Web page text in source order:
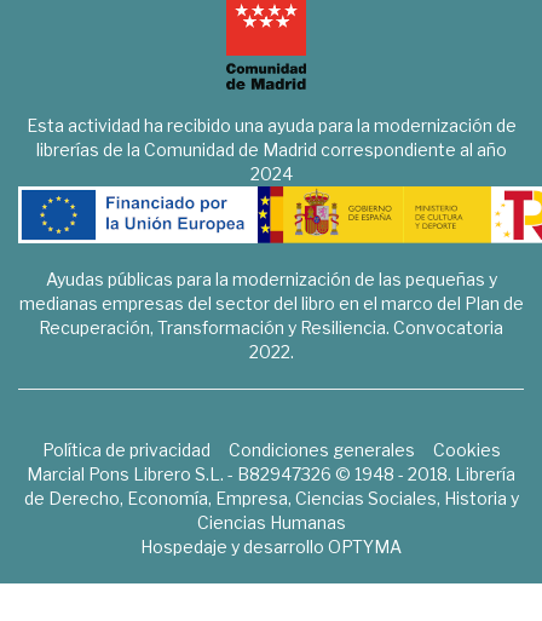
Esta actividad ha recibido una ayuda para la modernización de
librerías de la Comunidad de Madrid correspondiente al año
2024
Ayudas públicas para la modernización de las pequeñas y
medianas empresas del sector del libro en el marco del Plan de
Recuperación, Transformación y Resiliencia. Convocatoria
2022.
Política de privacidad Condiciones generales
Cookies
Marcial Pons Librero S.L. - B82947326 © 1948 - 2018. Librería
de Derecho, Economía, Empresa, Ciencias Sociales, Historia y
Ciencias Humanas
Hospedaje y desarrollo OPTYMA